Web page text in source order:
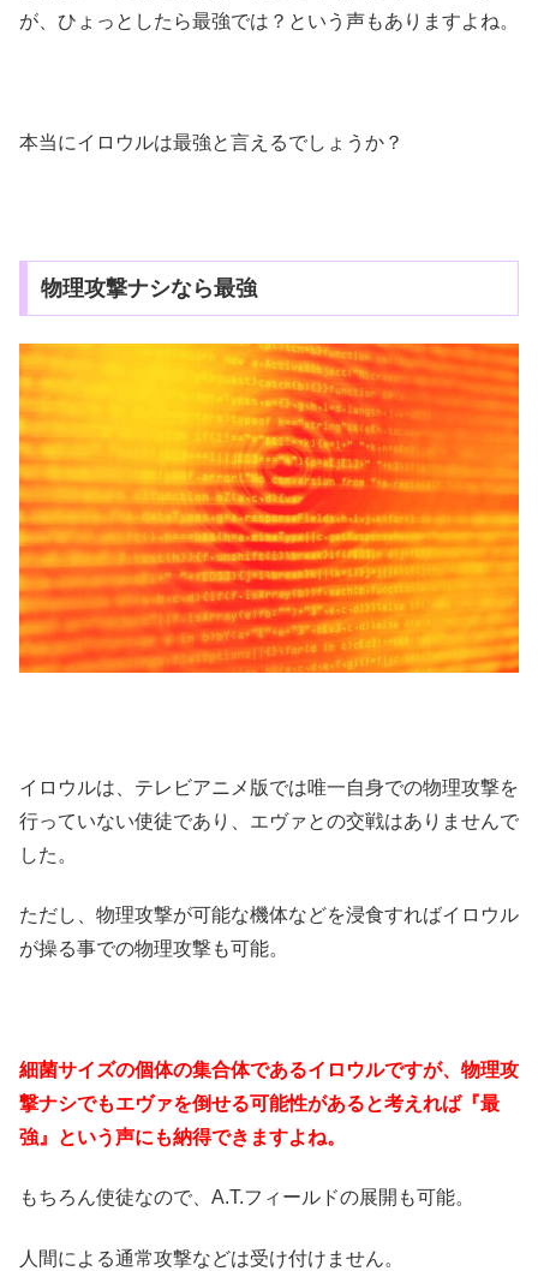
が、ひょっとしたら最強では？という声もありますよね。
本当にイロウルは最強と言えるでしょうか？
物理攻撃ナシなら最強
イロウルは、テレビアニメ版では唯一自身での物理攻撃を
行っていない使徒であり、エヴァとの交戦はありませんで
した。
ただし、物理攻撃が可能な機体などを浸食すればイロウル
が操る事での物理攻撃も可能。
細菌サイズの個体の集合体であるイロウルですが、物理攻
撃ナシでもエヴァを倒せる可能性があると考えれば『最
強』という声にも納得できますよね。
もちろん使徒なので、A.T.フィールドの展開も可能。
人間による通常攻撃などは受け付けません。